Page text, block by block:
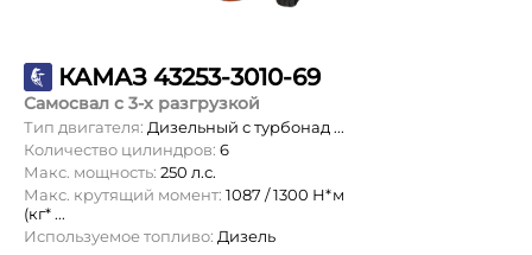
КАМАЗ 43253-3010-69
Самосвал с 3-х разгрузкой
Тип двигателя: Дизельный с турбонад ...
Количество цилиндров: 6
Макс. мощность: 250 л.с.
Макс. крутящий момент: 1087 / 1300 Н*м
(кг* ...
Используемое топливо: Дизель